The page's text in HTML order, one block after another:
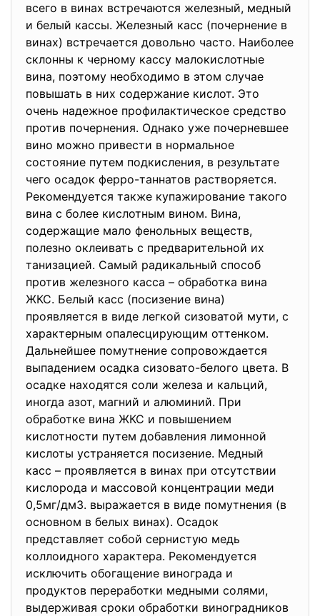
всего в винах встречаются железный, медный
и белый кассы. Железный касс (почернение в
винах) встречается довольно часто. Наиболее
склонны к черному кассу малокислотные
вина, поэтому необходимо в этом случае
повышать в них содержание кислот. Это
очень надежное профилактическое средство
против почернения. Однако уже почерневшее
вино можно привести в нормальное
состояние путем подкисления, в результате
чего осадок ферро-таннатов растворяется.
Рекомендуется также купажирование такого
вина с более кислотным вином. Вина,
содержащие мало фенольных веществ,
полезно оклеивать с предварительной их
танизацией. Самый радикальный способ
против железного касса – обработка вина
ЖКС. Белый касс (посизение вина)
проявляется в виде легкой сизоватой мути, с
характерным опалесцирующим оттенком.
Дальнейшее помутнение сопровождается
выпадением осадка сизовато-белого цвета. В
осадке находятся соли железа и кальций,
иногда азот, магний и алюминий. При
обработке вина ЖКС и повышением
кислотности путем добавления лимонной
кислоты устраняется посизение. Медный
касс – проявляется в винах при отсутствии
кислорода и массовой концентрации меди
0,5мг/дм3. выражается в виде помутнения (в
основном в белых винах). Осадок
представляет собой сернистую медь
коллоидного характера. Рекомендуется
исключить обогащение винограда и
продуктов переработки медными солями,
выдерживая сроки обработки виноградников